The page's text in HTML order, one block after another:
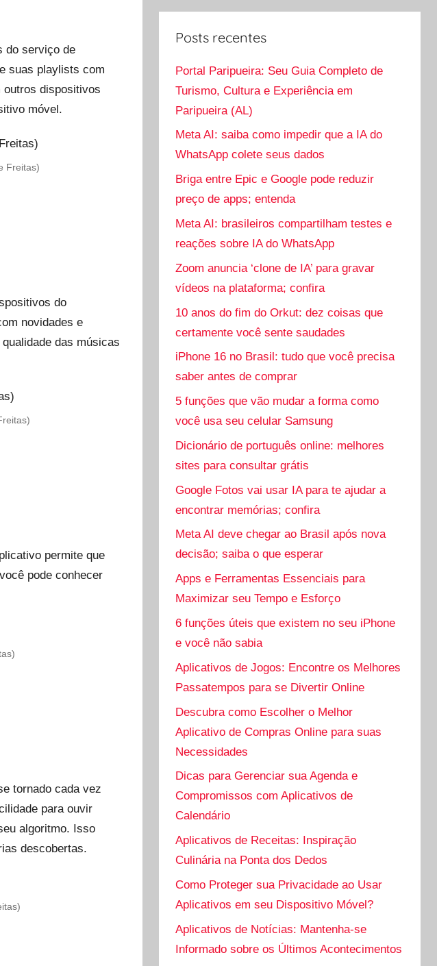
do serviço de
suas playlists com
outros dispositivos
móvel.
Freitas)
do
novidades e
das músicas
permite que
pode conhecer
tornado cada vez
para ouvir
algoritmo. Isso
descobertas.
Posts recentes
Portal Paripueira: Seu Guia Completo de
Turismo, Cultura e Experiência em
Paripueira (AL)
Meta AI: saiba como impedir que a IA do
WhatsApp colete seus dados
Briga entre Epic e Google pode reduzir
preço de apps; entenda
Meta AI: brasileiros compartilham testes e
reações sobre IA do WhatsApp
Zoom anuncia ‘clone de IA’ para gravar
vídeos na plataforma; confira
10 anos do fim do Orkut: dez coisas que
certamente você sente saudades
iPhone 16 no Brasil: tudo que você precisa
saber antes de comprar
5 funções que vão mudar a forma como
você usa seu celular Samsung
Dicionário de português online: melhores
sites para consultar grátis
Google Fotos vai usar IA para te ajudar a
encontrar memórias; confira
Meta AI deve chegar ao Brasil após nova
decisão; saiba o que esperar
Apps e Ferramentas Essenciais para
Maximizar seu Tempo e Esforço
6 funções úteis que existem no seu iPhone
e você não sabia
Aplicativos de Jogos: Encontre os Melhores
Passatempos para se Divertir Online
Descubra como Escolher o Melhor
Aplicativo de Compras Online para suas
Necessidades
Dicas para Gerenciar sua Agenda e
Compromissos com Aplicativos de
Calendário
Aplicativos de Receitas: Inspiração
Culinária na Ponta dos Dedos
Como Proteger sua Privacidade ao Usar
Aplicativos em seu Dispositivo Móvel?
Aplicativos de Notícias: Mantenha-se
Informado sobre os Últimos Acontecimentos